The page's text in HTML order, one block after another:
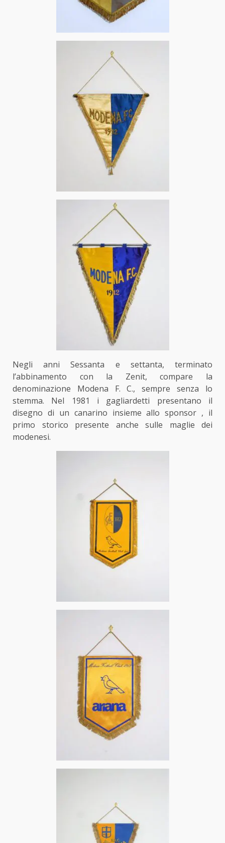
Negli anni Sessanta e settanta, terminato
l’abbinamento con la Zenit, compare la
denominazione Modena F. C., sempre senza lo
stemma. Nel 1981 i gagliardetti presentano il
disegno di un canarino insieme allo sponsor , il
primo storico presente anche sulle maglie dei
modenesi.